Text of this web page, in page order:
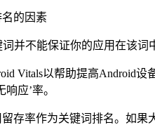
名的因素
并不能保证你的应用在该
Vitals以帮助提高Android
应’率。
存率作为关键词排名。如